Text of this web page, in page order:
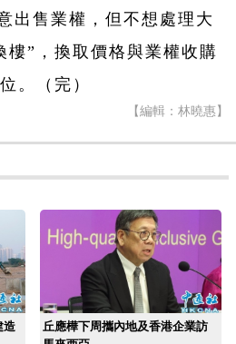
出售業權，但不想處理大
樓”，換取價格與業權收購
。（完）
【編輯：林曉惠】
造
丘應樺下周攜內地及香港企業訪